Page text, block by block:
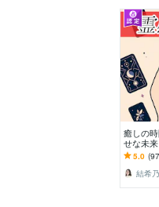
癒しの
せな未
愛・人
る幸運
5.0